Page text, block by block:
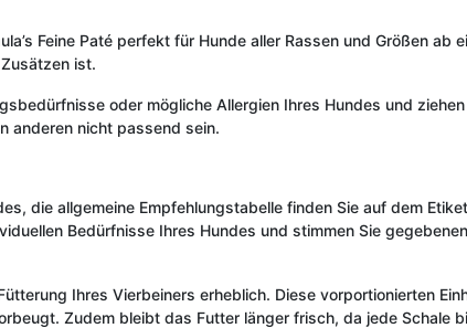
Feine Paté perfekt für Hunde aller Rassen und Größen ab
ist.
oder mögliche Allergien Ihres Hundes und
anderen nicht passend sein.
die allgemeine Empfehlungstabelle finden Sie auf dem
Bedürfnisse Ihres Hundes und stimmen Sie
Ihres Vierbeiners erheblich. Diese vorportionierten
Zudem bleibt das Futter länger frisch, da jede Schale